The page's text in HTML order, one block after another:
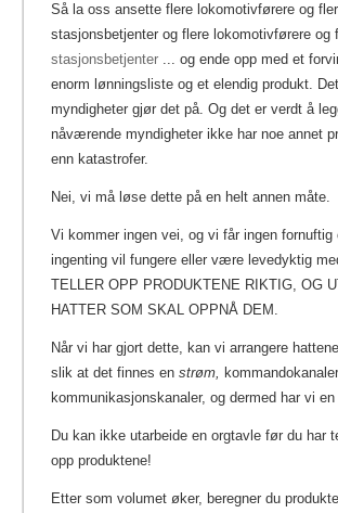
Så la oss ansette flere lokomotivførere og
stasjonsbetjenter og flere lokomotivførere og
stasjonsbetjenter ... og ende opp med et
enorm lønningsliste og et elendig produkt.
myndigheter gjør det på. Og det er verdt å
nåværende myndigheter ikke har noe annet
enn katastrofer.
Nei, vi må løse dette på en helt annen måte.
Vi kommer ingen vei, og vi får ingen fornuftig
ingenting vil fungere eller være levedyktig
TELLER OPP PRODUKTENE RIKTIG, OG
HATTER SOM SKAL OPPNÅ DEM.
Når vi har gjort dette, kan vi arrangere
slik at det finnes en strøm,
kommunikasjonskanaler, og dermed har vi en
Du kan ikke utarbeide en orgtavle før du har
opp produktene!
Etter som volumet øker, beregner du